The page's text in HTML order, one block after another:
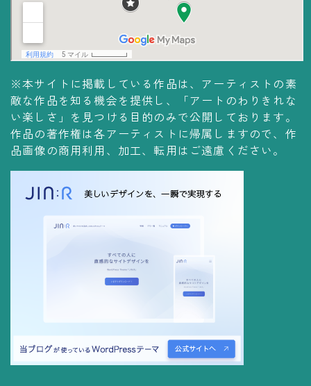
買う
アイテム・サービス
コレクションの仕方
Yoshiteru Collection
飾る
飾り方
保管方法
※本サイトに掲載している作品は、アーティストの素
敵な作品を知る機会を提供し、「アートのわりきれな
い楽しさ」を見つける目的のみで公開しております。
作品の著作権は各アーティストに帰属しますので、作
品画像の商用利用、加工、転用はご遠慮ください。